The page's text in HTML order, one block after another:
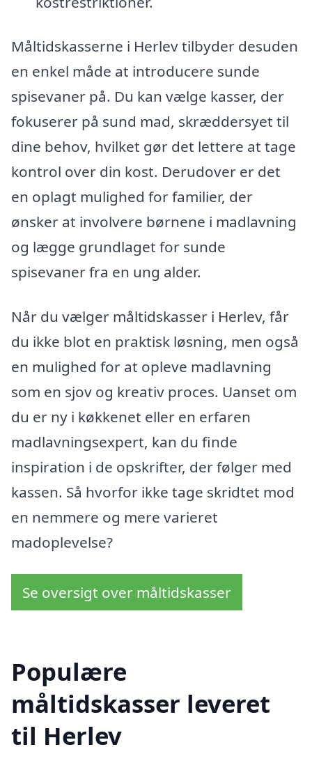
Måltidskasserne i Herlev tilbyder desuden
en enkel måde at introducere sunde
spisevaner på. Du kan vælge kasser, der
fokuserer på sund mad, skræddersyet til
dine behov, hvilket gør det lettere at tage
kontrol over din kost. Derudover er det
en oplagt mulighed for familier, der
ønsker at involvere børnene i madlavning
og lægge grundlaget for sunde
spisevaner fra en ung alder.
Når du vælger måltidskasser i Herlev, får
du ikke blot en praktisk løsning, men også
en mulighed for at opleve madlavning
som en sjov og kreativ proces. Uanset om
du er ny i køkkenet eller en erfaren
madlavningsexpert, kan du finde
inspiration i de opskrifter, der følger med
kassen. Så hvorfor ikke tage skridtet mod
en nemmere og mere varieret
madoplevelse?
Se oversigt over måltidskasser
Populære
måltidskasser leveret
til Herlev